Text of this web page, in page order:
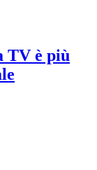
TV è più